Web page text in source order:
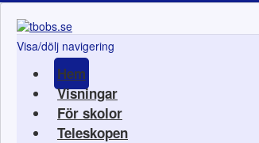
Visa/dölj navigering
Hem
Visningar
För skolor
Teleskopen